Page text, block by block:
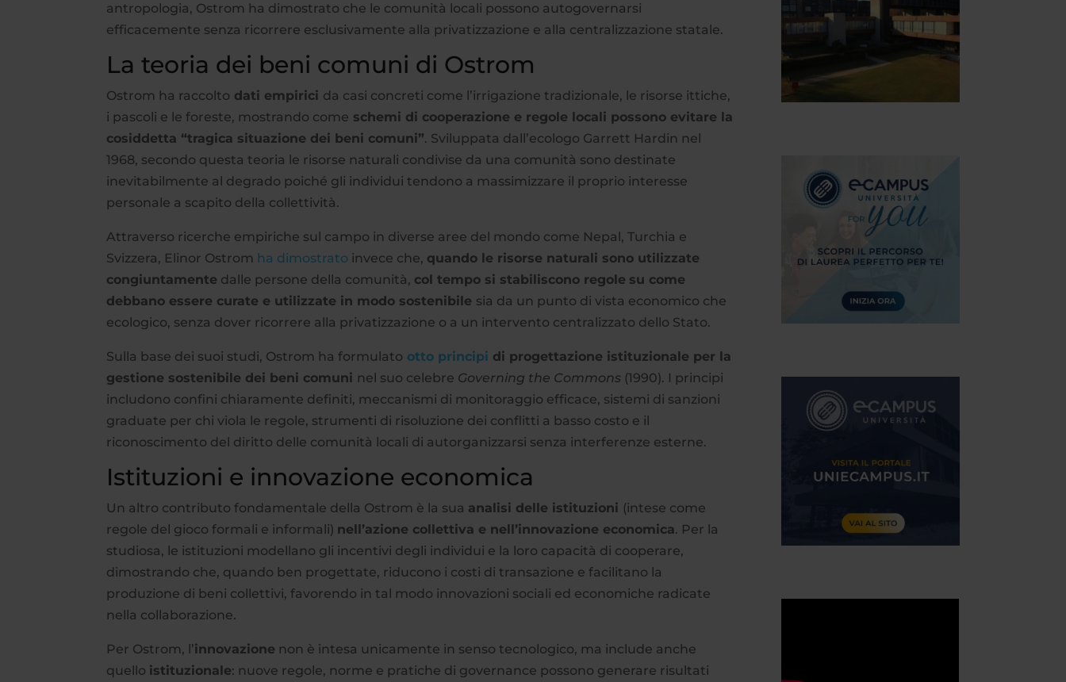
antropologia, Ostrom ha dimostrato che le comunità locali possono autogovernarsi
efficacemente senza ricorrere esclusivamente alla privatizzazione e alla centralizzazione statale.
La teoria dei beni comuni di Ostrom
Ostrom ha raccolto dati empirici da casi concreti come l’irrigazione tradizionale, le risorse ittiche,
i pascoli e le foreste, mostrando come schemi di cooperazione e regole locali possono evitare la
cosiddetta “tragica situazione dei beni comuni”. Sviluppata dall’ecologo Garrett Hardin nel
1968, secondo questa teoria le risorse naturali condivise da una comunità sono destinate
inevitabilmente al degrado poiché gli individui tendono a massimizzare il proprio interesse
personale a scapito della collettività.
Attraverso ricerche empiriche sul campo in diverse aree del mondo come Nepal, Turchia e
Svizzera, Elinor Ostrom ha dimostrato invece che, quando le risorse naturali sono utilizzate
congiuntamente dalle persone della comunità, col tempo si stabiliscono regole su come
debbano essere curate e utilizzate in modo sostenibile sia da un punto di vista economico che
ecologico, senza dover ricorrere alla privatizzazione o a un intervento centralizzato dello Stato.
Sulla base dei suoi studi, Ostrom ha formulato otto principi di progettazione istituzionale per la
gestione sostenibile dei beni comuni nel suo celebre Governing the Commons (1990). I principi
includono confini chiaramente definiti, meccanismi di monitoraggio efficace, sistemi di sanzioni
graduate per chi viola le regole, strumenti di risoluzione dei conflitti a basso costo e il
riconoscimento del diritto delle comunità locali di autorganizzarsi senza interferenze esterne.
Istituzioni e innovazione economica
Un altro contributo fondamentale della Ostrom è la sua analisi delle istituzioni (intese come
regole del gioco formali e informali) nell’azione collettiva e nell’innovazione economica. Per la
studiosa, le istituzioni modellano gli incentivi degli individui e la loro capacità di cooperare,
dimostrando che, quando ben progettate, riducono i costi di transazione e facilitano la
produzione di beni collettivi, favorendo in tal modo innovazioni sociali ed economiche radicate
nella collaborazione.
Per Ostrom, l’innovazione non è intesa unicamente in senso tecnologico, ma include anche
quello istituzionale: nuove regole, norme e pratiche di governance possono generare risultati